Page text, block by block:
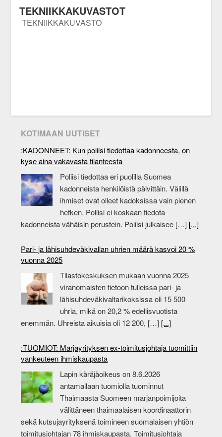
TEKNIIKKAKUVASTOT
TEKNIIKKAKUVASTO
KOTIMAAN UUTISET
:KADONNEET: Kun poliisi tiedottaa kadonneesta, on
kyse aina vakavasta tilanteesta
Poliisi tiedottaa eri puolilla Suomea
kadonneista henkilöistä päivittäin. Välillä
ihmiset ovat olleet kadoksissa vain pienen
hetken. Poliisi ei koskaan tiedota
kadonneista vähäisin perustein. Poliisi julkaisee […] [...]
Pari- ja lähisuhdeväkivallan uhrien määrä kasvoi 20 %
vuonna 2025
Tilastokeskuksen mukaan vuonna 2025
viranomaisten tietoon tulleissa pari- ja
lähisuhdeväkivaltarikoksissa oli 15 500
uhria, mikä on 20,2 % edellisvuotista
enemmän. Uhreista aikuisia oli 12 200, […] [...]
:TUOMIOT: Marjayrityksen ex-toimitusjohtaja tuomittiin
vankeuteen ihmiskaupasta
Lapin käräjäoikeus on 8.6.2026
antamallaan tuomiolla tuominnut
Thaimaasta Suomeen marjanpoimijoita
välittäneen thaimaalaisen koordinaattorin
sekä kutsujayrityksenä toimineen suomalaisen yhtiön
toimitusjohtajan 78 ihmiskaupasta. Toimitusjohtaja